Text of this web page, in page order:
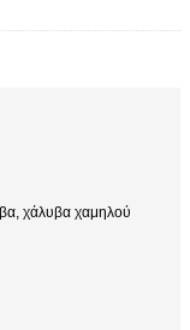
χάλυβα χαμηλού